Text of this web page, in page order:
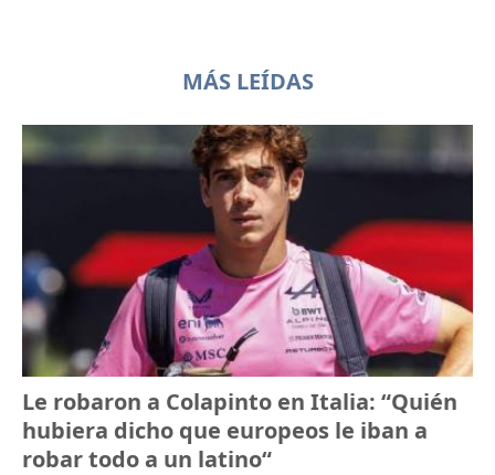
MÁS LEÍDAS
Le robaron a Colapinto en Italia: “Quién
hubiera dicho que europeos le iban a
robar todo a un latino“